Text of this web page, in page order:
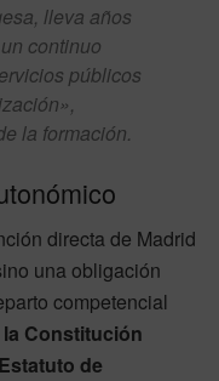
lleva años
continuo
públicos
la formación.
directa de Madrid
una obligación
competencial
Constitución
de